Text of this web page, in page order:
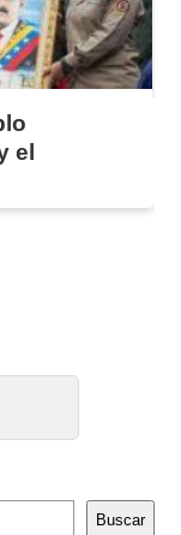
el
Buscar